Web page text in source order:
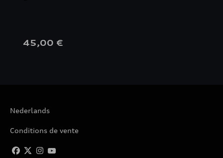
45,00 €
Nederlands
Conditions de vente